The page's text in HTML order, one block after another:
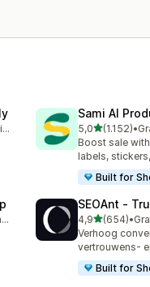
Gratis abonnement beschikbaar
Sami AI
5,0van 5
(1.152)
1152 •
Boost sale
labels,
Built for
Gratis abonnement beschikbaar
SEOAnt ‑
4,9van 5
(654)
654 recensies
•
Verhoog
vertrouwens-
Built for